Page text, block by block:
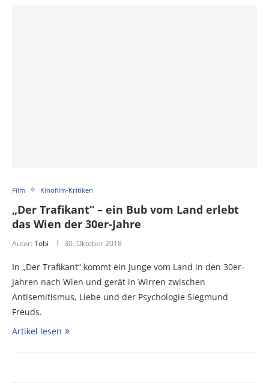
Film Kinofilm-Kritiken
„Der Trafikant“ – ein Bub vom Land erlebt
das Wien der 30er-Jahre
Autor: Tobi 30. Oktober 2018
In „Der Trafikant“ kommt ein Junge vom Land in den 30er-
Jahren nach Wien und gerät in Wirren zwischen
Antisemitismus, Liebe und der Psychologie Siegmund
Freuds.
Artikel lesen